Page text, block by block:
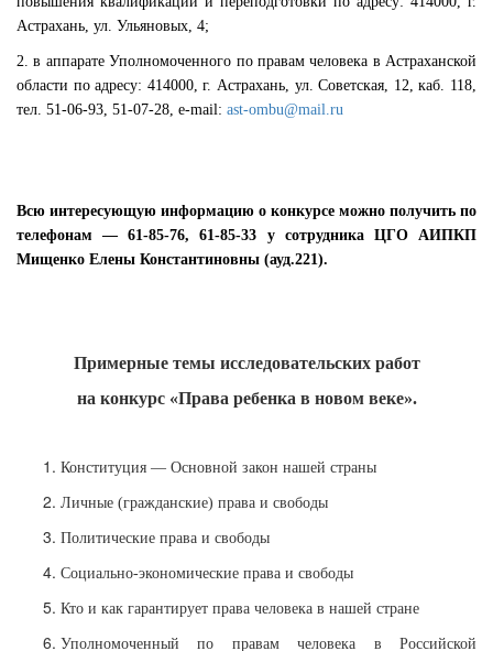
Астрахань, ул. Ульяновых, 4;
2. в аппарате Уполномоченного по правам человека в Астраханской
области по адресу: 414000, г. Астрахань, ул. Советская, 12, каб. 118,
тел. 51-06-93, 51-07-28, e-mail: ast-ombu@mail.ru
Всю интересующую информацию о конкурсе можно получить по
телефонам — 61-85-76, 61-85-33 у сотрудника ЦГО АИПКП
Мищенко Елены Константиновны (ауд.221).
Примерные темы исследовательских работ
на конкурс «Права ребенка в новом веке».
Конституция — Основной закон нашей страны
Личные (гражданские) права и свободы
Политические права и свободы
Социально-экономические права и свободы
Кто и как гарантирует права человека в нашей стране
Уполномоченный по правам человека в Российской